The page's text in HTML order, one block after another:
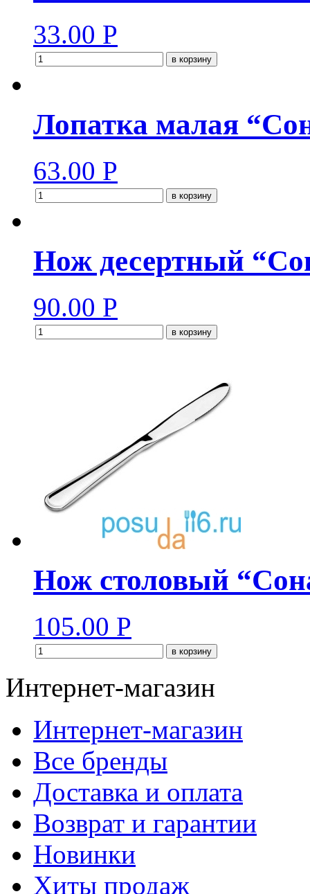
33.00 Р
в корзину
Лопатка малая
63.00 Р
в корзину
Нож десертный
90.00 Р
в корзину
Нож столовый
105.00 Р
в корзину
Интернет-магазин
Интернет-магазин
Все бренды
Доставка и оплата
Возврат и гарантии
Новинки
Хиты продаж